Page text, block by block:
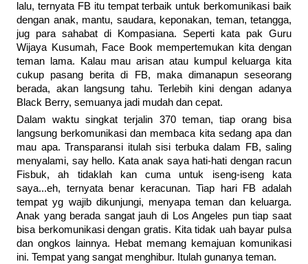
lalu, ternyata FB itu tempat terbaik untuk berkomunikasi baik
dengan anak, mantu, saudara, keponakan, teman, tetangga,
jug para sahabat di Kompasiana. Seperti kata pak Guru
Wijaya Kusumah, Face Book mempertemukan kita dengan
teman lama. Kalau mau arisan atau kumpul keluarga kita
cukup pasang berita di FB, maka dimanapun seseorang
berada, akan langsung tahu. Terlebih kini dengan adanya
Black Berry, semuanya jadi mudah dan cepat.
Dalam waktu singkat terjalin 370 teman, tiap orang bisa
langsung berkomunikasi dan membaca kita sedang apa dan
mau apa. Transparansi itulah sisi terbuka dalam FB, saling
menyalami, say hello. Kata anak saya hati-hati dengan racun
Fisbuk, ah tidaklah kan cuma untuk iseng-iseng kata
saya...eh, ternyata benar keracunan. Tiap hari FB adalah
tempat yg wajib dikunjungi, menyapa teman dan keluarga.
Anak yang berada sangat jauh di Los Angeles pun tiap saat
bisa berkomunikasi dengan gratis. Kita tidak uah bayar pulsa
dan ongkos lainnya. Hebat memang kemajuan komunikasi
ini. Tempat yang sangat menghibur. Itulah gunanya teman.